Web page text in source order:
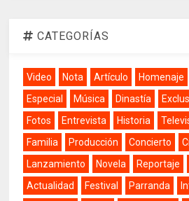
CATEGORÍAS
Video Nota Artículo Homenaje
Especial
Música Dinastía
Fotos
Entrevista Historia
Familia
Producción Concierto
Lanzamiento
Novela Reportaje
Actualidad
Festival Parranda